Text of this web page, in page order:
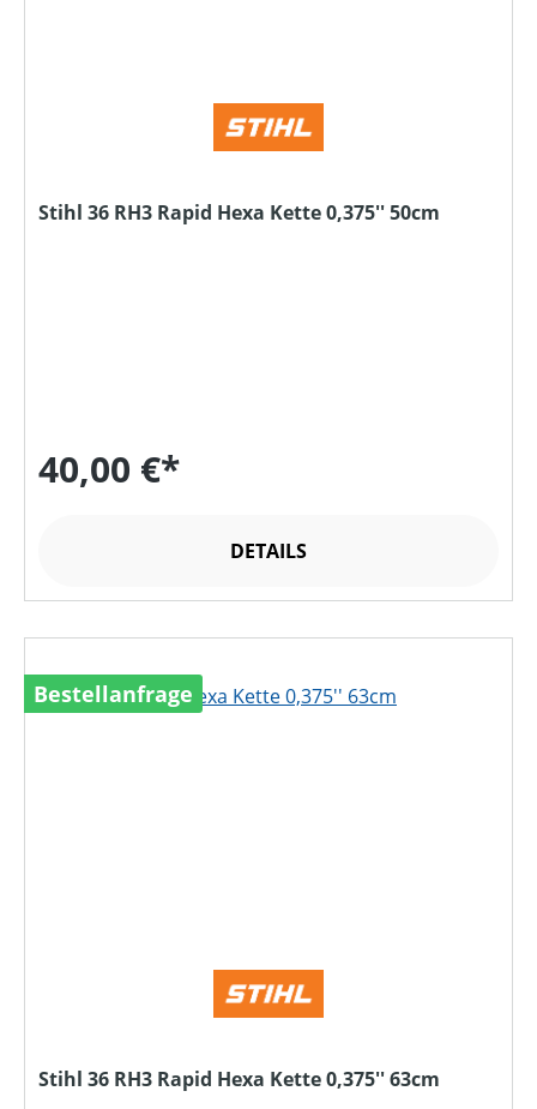
Stihl 36 RH3 Rapid Hexa Kette 0,375'' 50cm
40,00 €*
DETAILS
Bestellanfrage
Stihl 36 RH3 Rapid Hexa Kette 0,375'' 63cm